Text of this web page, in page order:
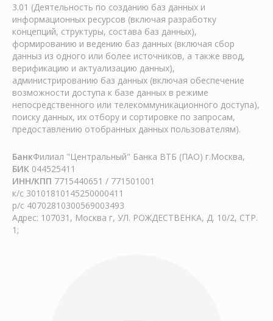
3.01 (Деятельность по созданию баз данных и
информационных ресурсов (включая разработку
концепций, структуры, состава баз данных),
формированию и ведению баз данных (включая сбор
данныз из одного или более источников, а также ввод,
верификацию и актуализацию данных),
администрированию баз данных (включая обеспечение
возможности доступа к базе данных в режиме
непосредственного или телекоммуникационного доступа),
поиску данных, их отбору и сортировке по запросам,
предоставлению отобранных данных пользователям).
БанкФилиал "Центральный" Банка ВТБ (ПАО) г.Москва,
БИК 044525411
ИНН/КПП 7715440651 / 771501001
к/с 30101810145250000411
р/с 40702810300569003493
Адрес: 107031, Москва г, УЛ. РОЖДЕСТВЕНКА, Д. 10/2, СТР.
1;